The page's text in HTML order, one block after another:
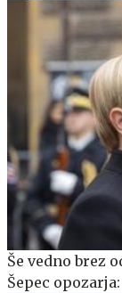
Še vedno brez
Šepec